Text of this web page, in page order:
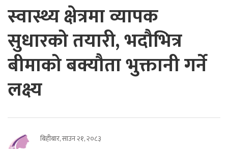
स्वास्थ्य क्षेत्रमा व्यापक
सुधारको तयारी, भदौभित्र
बीमाको बक्यौता भुक्तानी गर्ने
लक्ष्य
बिहीबार, साउन २१, २०८३